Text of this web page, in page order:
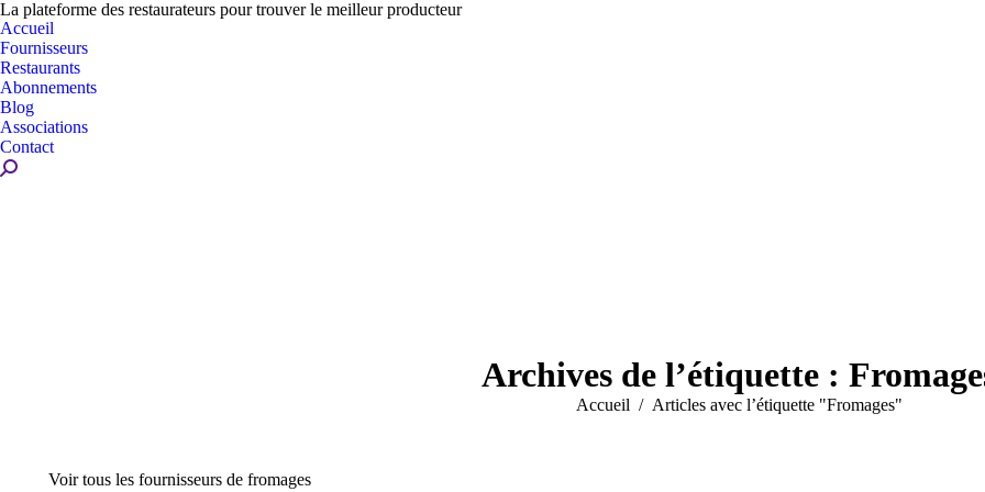
La plateforme des restaurateurs pour trouver le meilleur producteur
Accueil
Fournisseurs
Restaurants
Abonnements
Blog
Associations
Contact
Recherche
Archives de l’étiquette :
Vous êtes ici :
Accueil Articles avec l’étiquette "Fromages"
Voir tous les fournisseurs de fromages